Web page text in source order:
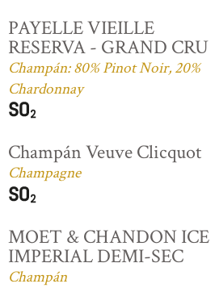
PAYELLE VIEILLE
RESERVA - GRAND CRU
Champán: 80% Pinot Noir, 20%
Chardonnay
Champán Veuve Clicquot
Champagne
MOET & CHANDON ICE
IMPERIAL DEMI-SEC
Champán